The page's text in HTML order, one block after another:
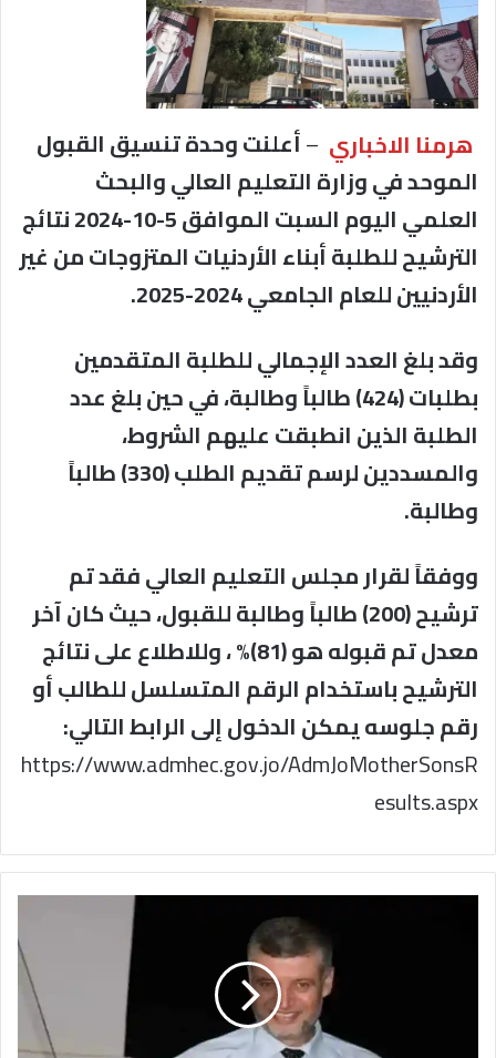
هرمنا الاخباري –أعلنت وحدة تنسيق القبول
الموحد في وزارة التعليم العالي والبحث
العلمي اليوم السبت الموافق 5-10-2024 نتائج
الترشيح للطلبة أبناء الأردنيات المتزوجات من غير
الأردنيين للعام الجامعي 2024-2025.
وقد بلغ العدد الإجمالي للطلبة المتقدمين
بطلبات (424) طالباً وطالبة، في حين بلغ عدد
الطلبة الذين انطبقت عليهم الشروط،
والمسددين لرسم تقديم الطلب (330) طالباً
وطالبة.
ووفقاً لقرار مجلس التعليم العالي فقد تم
ترشيح (200) طالباً وطالبة للقبول، حيث كان آخر
معدل تم قبوله هو (81)% ، وللاطلاع على نتائج
الترشيح باستخدام الرقم المتسلسل للطالب أو
رقم جلوسه يمكن الدخول إلى الرابط التالي:
https://www.admhec.gov.jo/AdmJoMotherSonsR
esults.aspx